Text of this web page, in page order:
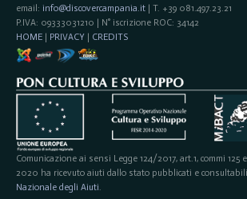
email: info@discovercampania.it| T. +39 081.497.23.21
P.IVA: 09333031210 | N° iscrizione ROC: 34142
HOME| PRIVACY | CREDITS
Comunicazione ai sensi Legge 124/2017, art.1, commi
2020 ha ricevuto aiuti dallo stato pubblicati e
Nazionale degli Aiuti.